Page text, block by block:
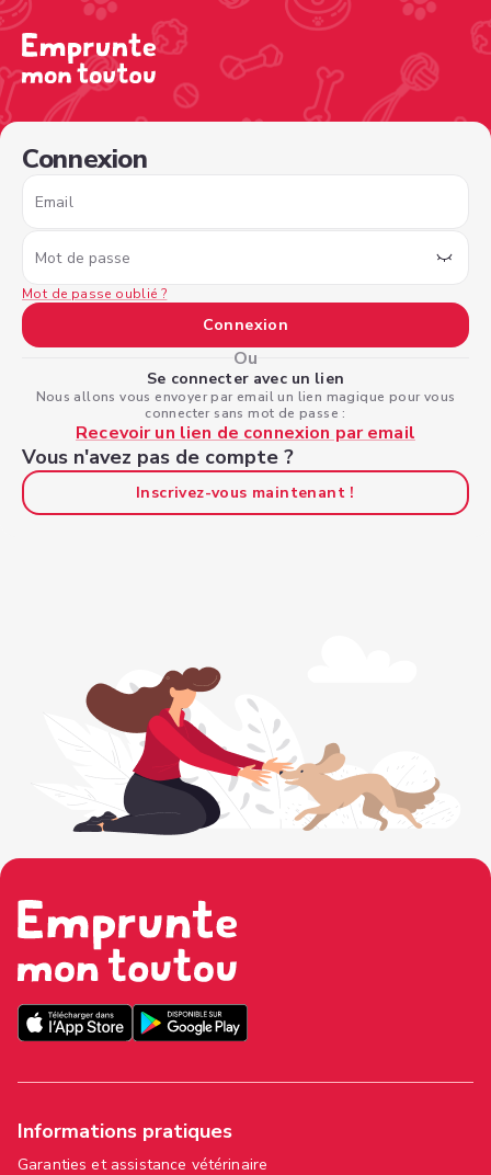
Connexion
Email
Mot de passe
Mot de passe oublié ?
Connexion
Ou
Se connecter avec un lien
Nous allons vous envoyer par email un lien magique pour vous
connecter sans mot de passe :
Recevoir un lien de connexion par email
Vous n'avez pas de compte ?
Inscrivez-vous maintenant !
Informations pratiques
Garanties et assistance vétérinaire
/sign-in?nextPage=%2Fview-profile%2Fb458b283-953c-